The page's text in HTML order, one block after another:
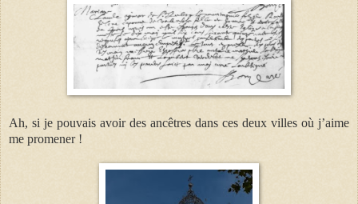
Ah, si je pouvais avoir des ancêtres dans ces deux villes où j’aime
me promener !